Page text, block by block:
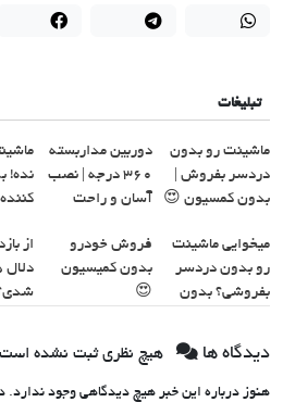
تبلیغات
ماشینت رو بدون
دردسر بفروش |
بدون کمسیون 😍
دوربین مداربسته
360 درجه | نصب
آسان و راحت
نده!
تماس
میخوایی ماشینت
رو بدون دردسر
بفروشی؟ بدون
فروش خودرو
بدون کمیسیون
😍
از
دلال
شدی؟
دیدگاه ها هیچ نظری ثبت نشده است
هنوز درباره این خبر هیچ دیدگاهی وجود ندارد.